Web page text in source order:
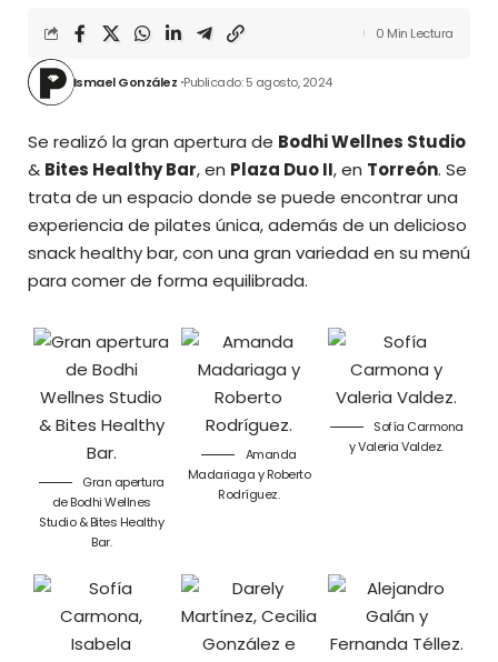
Ismael González Publicado: 5 agosto, 2024
0 Min Lectura
Se realizó la gran apertura de Bodhi Wellnes Studio
& Bites Healthy Bar, en Plaza Duo II, en Torreón. Se
trata de un espacio donde se puede encontrar una
experiencia de pilates única, además de un delicioso
snack healthy bar, con una gran variedad en su menú
para comer de forma equilibrada.
Gran apertura
de Bodhi Wellnes
Studio & Bites Healthy
Bar.
Amanda
Madariaga y Roberto
Rodríguez.
Sofía Carmona
y Valeria Valdez.